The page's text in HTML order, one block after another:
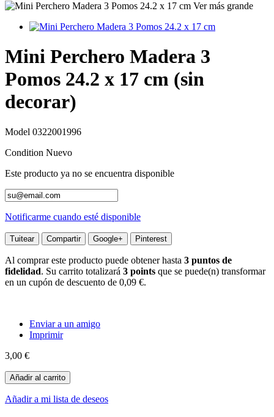
Ver más grande
Mini Perchero Madera 3
Pomos 24.2 x 17 cm (sin
decorar)
Model 0322001996
Condition Nuevo
Este producto ya no se encuentra disponible
Notificarme cuando esté disponible
Tuitear Compartir Google+ Pinterest
Al comprar este producto puede obtener hasta 3 puntos de
fidelidad. Su carrito totalizará 3 points que se puede(n) transformar
en un cupón de descuento de 0,09 €.
Enviar a un amigo
Imprimir
3,00 €
Añadir al carrito
Añadir a mi lista de deseos